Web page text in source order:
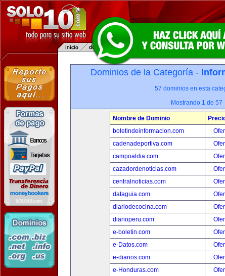
Dominios de la Categoría -
57 dominios en esta
Mostrando 1 de 57
Nombre de Dominio
boletindeinformacion.com
cadenadeportiva.com
campoaldia.com
cazadordenoticias.com
centralnoticias.com
dataguia.com
diariodecocina.com
diarioperu.com
e-boletin.com
e-Datos.com
e-diarios.com
e-Honduras.com